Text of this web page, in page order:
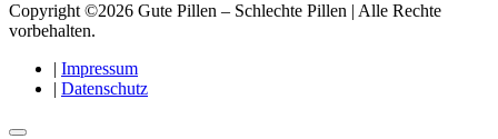
Copyright ©2026 Gute Pillen – Schlechte Pillen | Alle Rechte
vorbehalten.
| Impressum
| Datenschutz